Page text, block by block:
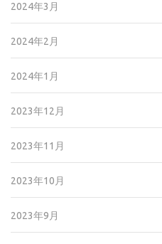
2024年3月
2024年2月
2024年1月
2023年12月
2023年11月
2023年10月
2023年9月